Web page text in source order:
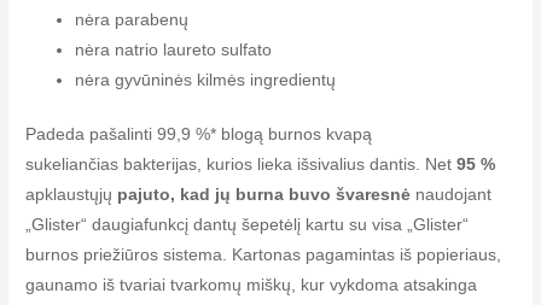
nėra parabenų
nėra natrio laureto sulfato
nėra gyvūninės kilmės ingredientų
Padeda pašalinti 99,9 %* blogą burnos kvapą
sukeliančias bakterijas, kurios lieka išsivalius dantis. Net95 %
apklaustųjų pajuto, kad jų burna buvo švaresnė naudojant
„Glister“ daugiafunkcį dantų šepetėlį kartu su visa „Glister“
burnos priežiūros sistema. Kartonas pagamintas iš popieriaus,
gaunamo iš tvariai tvarkomų miškų, kur vykdoma atsakinga